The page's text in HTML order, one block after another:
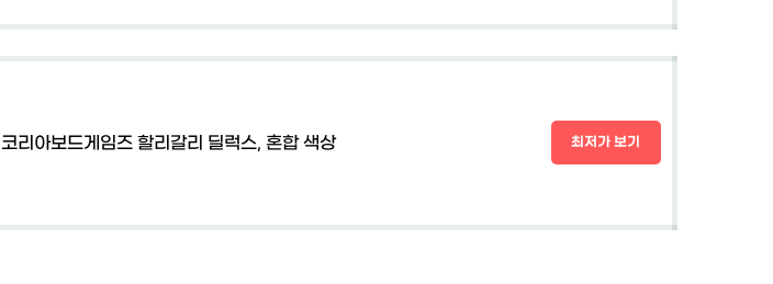
코리아보드게임즈 할리갈리 딜럭스, 혼합 색상 최저가 보기